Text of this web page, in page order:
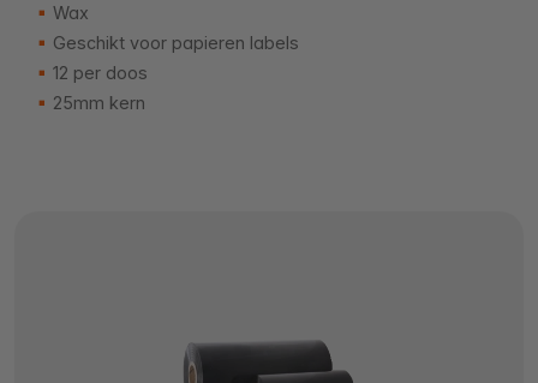
Wax
Geschikt voor papieren labels
12 per doos
25mm kern